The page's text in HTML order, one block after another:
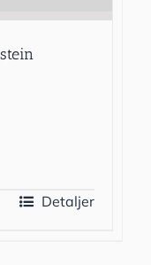
Detaljer